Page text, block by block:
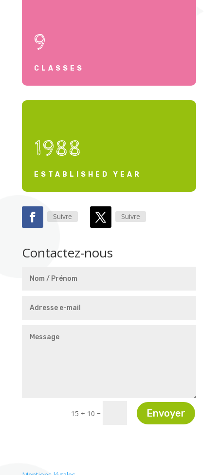
9
CLASSES
1988
ESTABLISHED YEAR
Suivre Suivre
Contactez-nous
15 + 10 = Envoyer